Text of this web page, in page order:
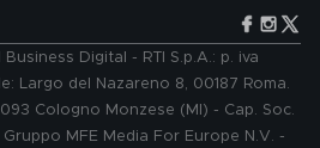
Digital - RTI S.p.A.: p. iva
Largo del Nazareno 8, 00187 Roma.
Cologno Monzese (MI) - Cap. Soc.
MFE Media For Europe N.V. -